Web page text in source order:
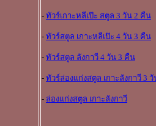
- ทัวร์เกาะหลีเป๊ะ สตูล 3 วัน 2 คืน
- ทัวร์สตูล เกาะหลีเป๊ะ 4 วัน 3 คืน
- ทัวร์สตูล ลังกาวี 4 วัน 3 คืน
- ทัวร์ล่องแก่งสตูล เกาะลังกาวี 3 วั
- ล่องแก่งสตูล เกาะลังกาวี